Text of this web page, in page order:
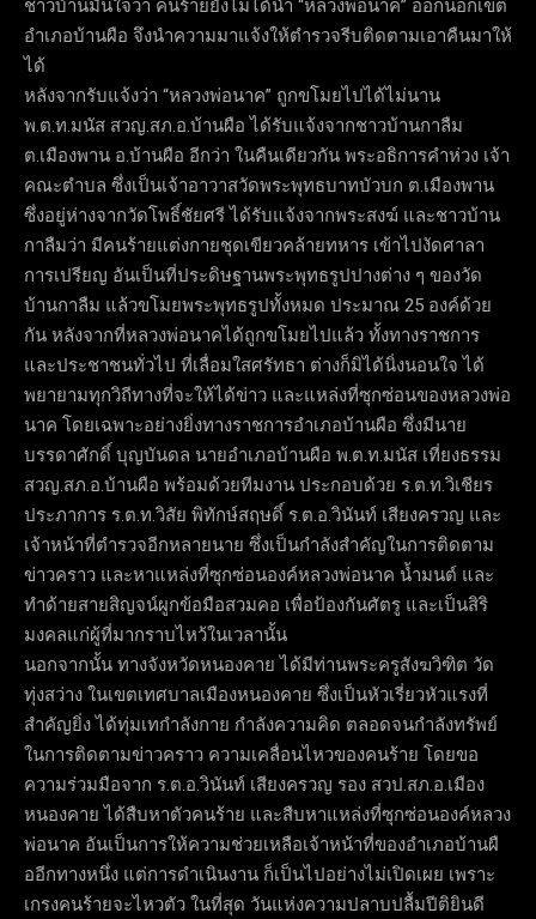
ชาวบ้านมั่นใจว่า คนร้ายยังไม่ได้นำ “หลวงพ่อนาค” ออกนอกเขต
อำเภอบ้านผือ จึงนำความมาแจ้งให้ตำรวจรีบติดตามเอาคืนมาให้
ได้
หลังจากรับแจ้งว่า “หลวงพ่อนาค” ถูกขโมยไปได้ไม่นาน
พ.ต.ท.มนัส สวญ.สภ.อ.บ้านผือ ได้รับแจ้งจากชาวบ้านกาลืม
ต.เมืองพาน อ.บ้านผือ อีกว่า ในคืนเดียวกัน พระอธิการคำห่วง เจ้า
คณะตำบล ซึ่งเป็นเจ้าอาวาสวัดพระพุทธบาทบัวบก ต.เมืองพาน
ซึ่งอยู่ห่างจากวัดโพธิ์ชัยศรี ได้รับแจ้งจากพระสงฆ์ และชาวบ้าน
กาลืมว่า มีคนร้ายแต่งกายชุดเขียวคล้ายทหาร เข้าไปงัดศาลา
การเปรียญ อันเป็นที่ประดิษฐานพระพุทธรูปปางต่าง ๆ ของวัด
บ้านกาลืม แล้วขโมยพระพุทธรูปทั้งหมด ประมาณ 25 องค์ด้วย
กัน หลังจากที่หลวงพ่อนาคได้ถูกขโมยไปแล้ว ทั้งทางราชการ
และประชาชนทั่วไป ที่เลื่อมใสศรัทธา ต่างก็มิได้นิ่งนอนใจ ได้
พยายามทุกวิถีทางที่จะให้ได้ข่าว และแหล่งที่ซุกซ่อนของหลวงพ่อ
นาค โดยเฉพาะอย่างยิ่งทางราชการอำเภอบ้านผือ ซึ่งมีนาย
บรรดาศักดิ์ บุญบันดล นายอำเภอบ้านผือ พ.ต.ท.มนัส เที่ยงธรรม
สวญ.สภ.อ.บ้านผือ พร้อมด้วยทีมงาน ประกอบด้วย ร.ต.ท.วิเชียร
ประภาการ ร.ต.ท.วิสัย พิทักษ์สฤษดิ์ ร.ต.อ.วินันท์ เสียงครวญ และ
เจ้าหน้าที่ตำรวจอีกหลายนาย ซึ่งเป็นกำลังสำคัญในการติดตาม
ข่าวคราว และหาแหล่งที่ซุกซ่อนองค์หลวงพ่อนาค น้ำมนต์ และ
ทำด้ายสายสิญจน์ผูกข้อมือสวมคอ เพื่อป้องกันศัตรู และเป็นสิริ
มงคลแก่ผู้ที่มากราบไหว้ในเวลานั้น
นอกจากนั้น ทางจังหวัดหนองคาย ได้มีท่านพระครูสังฆวิฑิต วัด
ทุ่งสว่าง ในเขตเทศบาลเมืองหนองคาย ซึ่งเป็นหัวเรี่ยวหัวแรงที่
สำคัญยิ่ง ได้ทุ่มเทกำลังกาย กำลังความคิด ตลอดจนกำลังทรัพย์
ในการติดตามข่าวคราว ความเคลื่อนไหวของคนร้าย โดยขอ
ความร่วมมือจาก ร.ต.อ.วินันท์ เสียงครวญ รอง สวป.สภ.อ.เมือง
หนองคาย ได้สืบหาตัวคนร้าย และสืบหาแหล่งที่ซุกซ่อนองค์หลวง
พ่อนาค อันเป็นการให้ความช่วยเหลือเจ้าหน้าที่ของอำเภอบ้านผื
ออีกทางหนึ่ง แต่การดำเนินงาน ก็เป็นไปอย่างไม่เปิดเผย เพราะ
เกรงคนร้ายจะไหวตัว ในที่สุด วันแห่งความปลาบปลื้มปีติยินดี